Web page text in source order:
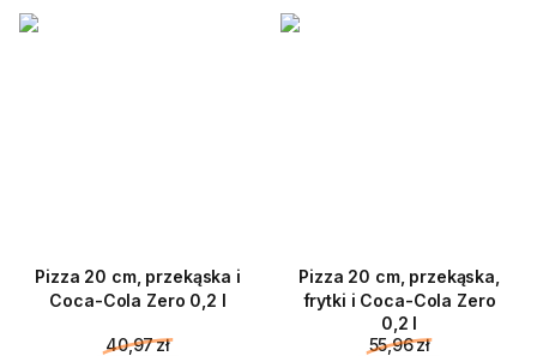
Pizza 20 cm, przekąska i
Coca-Cola Zero 0,2 l
40,97 zł
Pizza 20 cm, przekąska,
frytki i Coca-Cola Zero
0,2 l
55,96 zł